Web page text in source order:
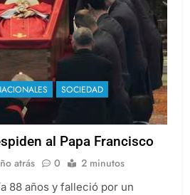
SOCIEDAD
al Papa Francisco
atrás 0 2 minutos
88 años y falleció por un